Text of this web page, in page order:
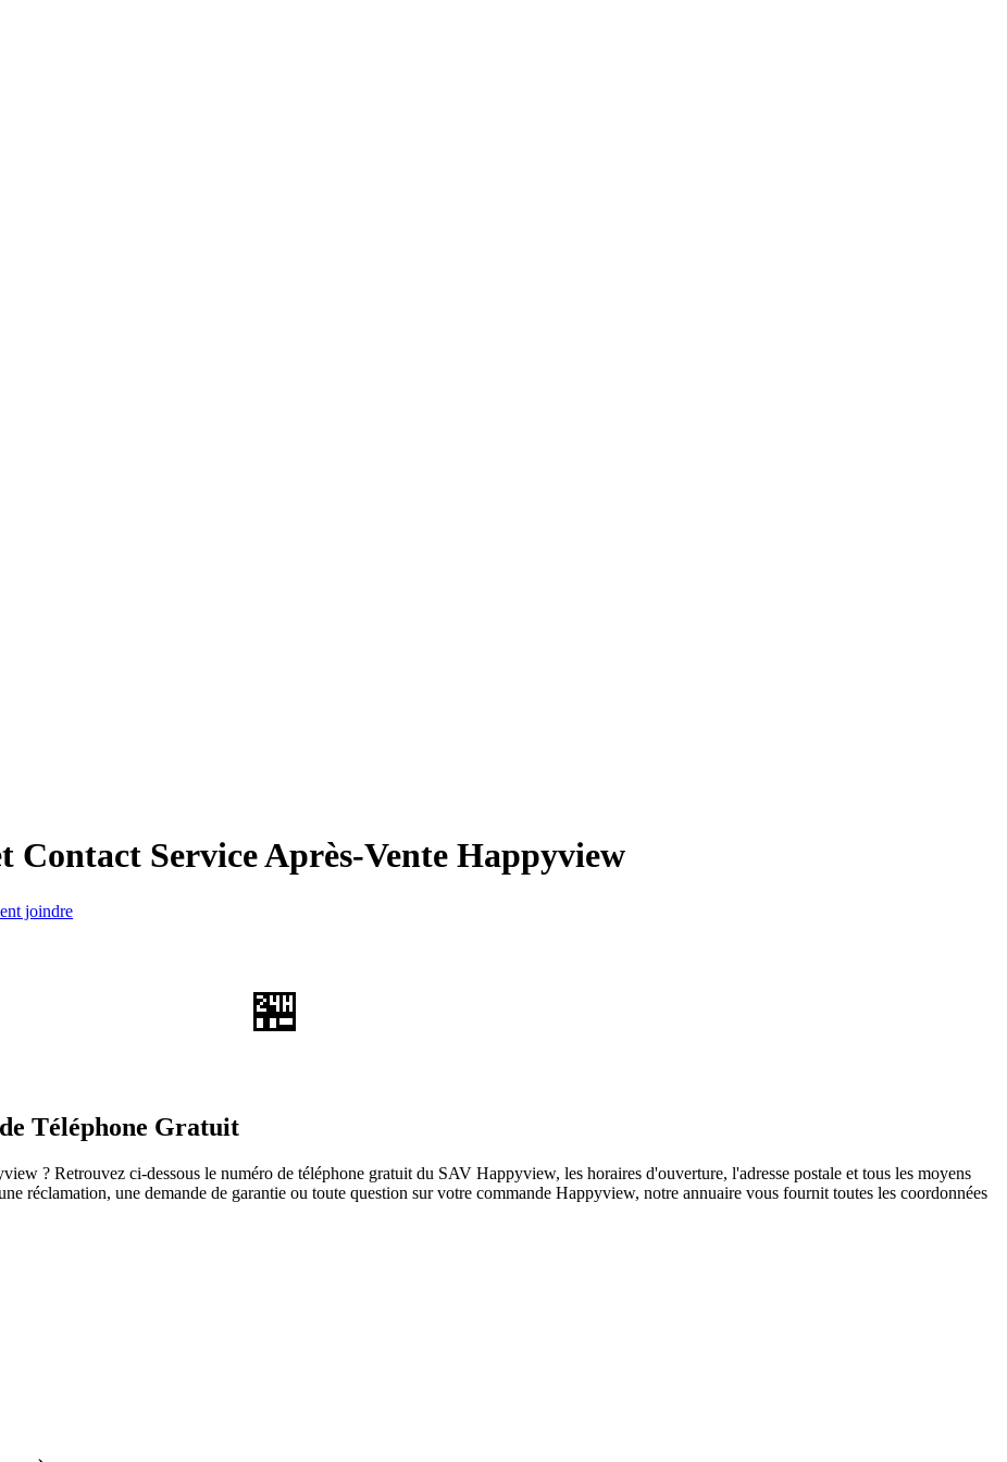
Contact Service Après-Vente Happyview
joindre
🏪
Téléphone Gratuit
? Retrouvez ci-dessous le numéro de téléphone gratuit du SAV Happyview, les horaires d'ouverture, l'adresse postale et tous les moyens
réclamation, une demande de garantie ou toute question sur votre commande Happyview, notre annuaire vous fournit toutes les coordonnées